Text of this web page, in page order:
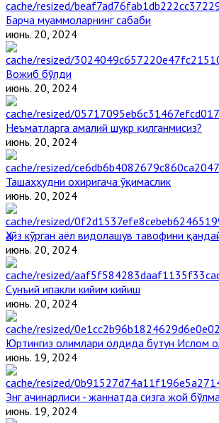
Барча муаммоларнинг сабаби
июнь. 20, 2024
Вожиб бўлди
июнь. 20, 2024
Неъматларга амалий шукр қилганмисиз?
июнь. 20, 2024
Ташаҳҳудни охиригача ўқимаслик
июнь. 20, 2024
Ҳайз кўрган аёл видолашув тавофини
июнь. 20, 2024
Сунъий ипакли кийим кийиш
июнь. 20, 2024
Юртингиз олимлари олдида бутун Ислом
июнь. 19, 2024
Энг ачинарлиси - жаннатда сизга жой
июнь. 19, 2024